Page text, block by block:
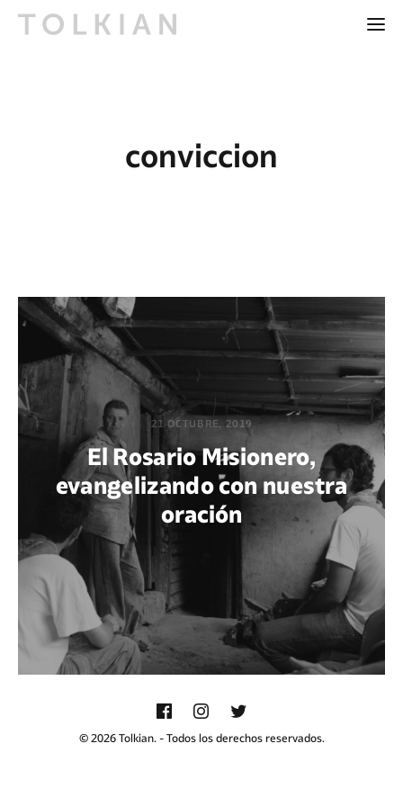
conviccion
21 OCTUBRE, 2019
El Rosario Misionero,
evangelizando con nuestra
oración
POR DIEGO QUIJANO
© 2026 Tolkian. - Todos los derechos reservados.